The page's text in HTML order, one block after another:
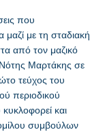
που
με τη σταδιακή
από τον μαζικό
Μαρτάκης σε
τεύχος του
περιοδικού
και
συμβούλων